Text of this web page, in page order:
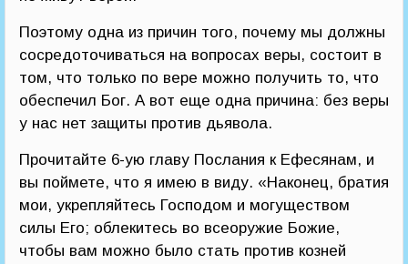
Поэтому одна из причин того, почему мы должны
сосредоточиваться на вопросах веры, состоит в
том, что только по вере можно получить то, что
обеспечил Бог. А вот еще одна причина: без веры
у нас нет защиты против дьявола.
Прочитайте 6-ую главу Послания к Ефесянам, и
вы поймете, что я имею в виду. «Наконец, братия
мои, укрепляйтесь Господом и могуществом
силы Его; облекитесь во всеоружие Божие,
чтобы вам можно было стать против козней